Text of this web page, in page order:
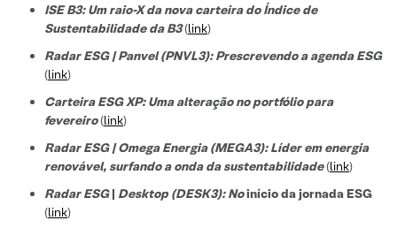
ISE B3: Um raio-X da nova carteira do Índice de
Sustentabilidade da B3(link)
Radar ESG | Panvel (PNVL3): Prescrevendo a agenda ESG
(link)
Carteira ESG XP: Uma alteração no portfólio para
fevereiro(link)
Radar ESG | Omega Energia (MEGA3): Líder em energia
renovável, surfando a onda da sustentabilidade(link)
Radar ESG| Desktop (DESK3): Noinício da jornada ESG
(link)